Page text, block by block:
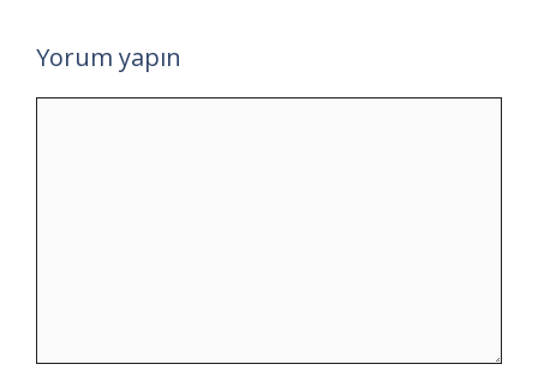
Yorum yapın